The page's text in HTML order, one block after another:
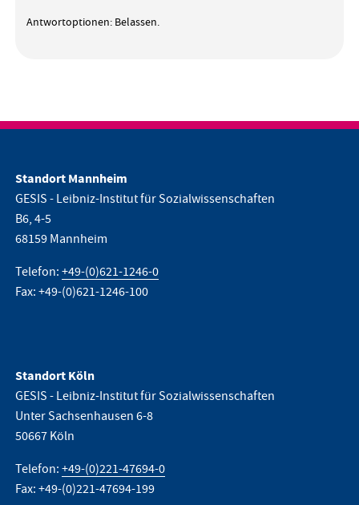
Antwortoptionen: Belassen.
Standort Mannheim
GESIS - Leibniz-Institut für Sozialwissenschaften
B6, 4-5
68159 Mannheim
Telefon:+49-(0)621-1246-0
Fax: +49-(0)621-1246-100
Standort Köln
GESIS - Leibniz-Institut für Sozialwissenschaften
Unter Sachsenhausen 6-8
50667 Köln
Telefon:+49-(0)221-47694-0
Fax: +49-(0)221-47694-199